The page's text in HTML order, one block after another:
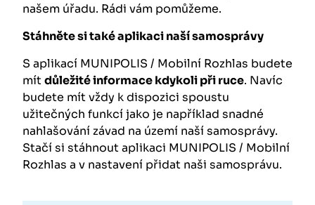
našem úřadu. Rádi vám pomůžeme.
Stáhněte si také aplikaci naší samosprávy
S aplikací MUNIPOLIS / Mobilní Rozhlas budete
mítdůležité informace kdykoli při ruce. Navíc
budete mít vždy k dispozici spoustu
užitečných funkcí jako je například snadné
nahlašování závad na území naší samosprávy.
Stačí si stáhnout aplikaci MUNIPOLIS / Mobilní
Rozhlas a v nastavení přidat naši samosprávu.